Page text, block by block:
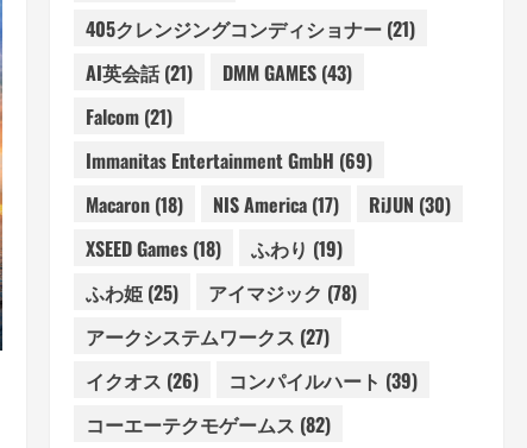
405クレンジングコンディショナー(21)
AI英会話(21) DMM GAMES(43)
Falcom(21)
Immanitas Entertainment GmbH (69)
Macaron(18) NIS America(17) RiJUN (30)
XSEED Games(18) ふわり (19)
ふわ姫(25) アイマジック (78)
アークシステムワークス (27)
イクオス (26) コンパイルハート (39)
コーエーテクモゲームス (82)